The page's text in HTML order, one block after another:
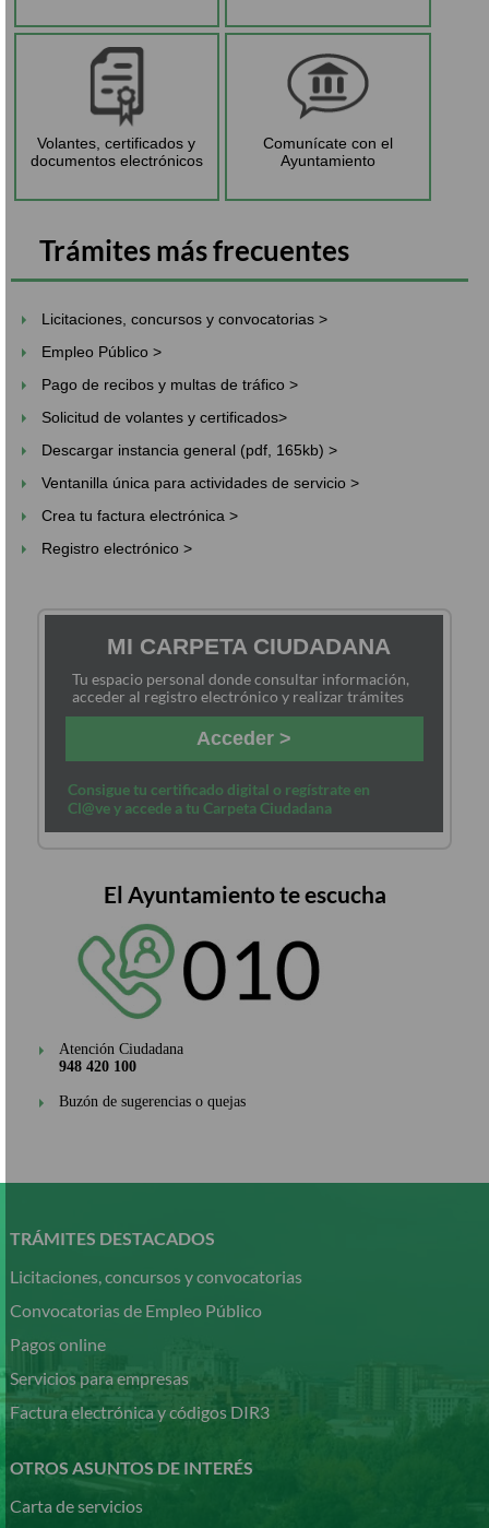
Volantes, certificados y
documentos electrónicos
Comunícate con el
Ayuntamiento
Trámites más frecuentes
Licitaciones, concursos y convocatorias >
Empleo Público >
Pago de recibos y multas de tráfico >
Solicitud de volantes y certificados>
Descargar instancia general (pdf, 165kb) >
Ventanilla única para actividades de servicio >
Crea tu factura electrónica >
Registro electrónico >
MI CARPETA CIUDADANA
Tu espacio personal donde consultar información,
acceder al registro electrónico y realizar trámites
Acceder >
Consigue tu certificado digital o regístrate en
Cl@ve y accede a tu Carpeta Ciudadana
El Ayuntamiento te escucha
Atención Ciudadana
948 420 100
Buzón de sugerencias o quejas
contenido
TRÁMITES DESTACADOS
Licitaciones, concursos y convocatorias
Convocatorias de Empleo Público
Pagos online
Servicios para empresas
Factura electrónica y códigos DIR3
OTROS ASUNTOS DE INTERÉS
Carta de servicios